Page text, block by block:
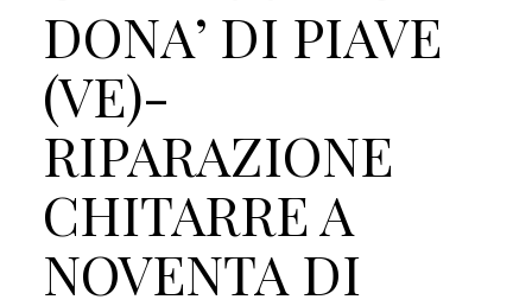
DONA’ DI PIAVE
(VE)-
RIPARAZIONE
CHITARRE A
NOVENTA DI